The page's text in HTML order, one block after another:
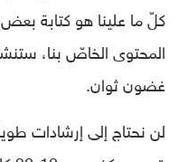
كلّ ما علينا هو كتابة
غضون ثوان.
لن نحتاج إلى إرشادات